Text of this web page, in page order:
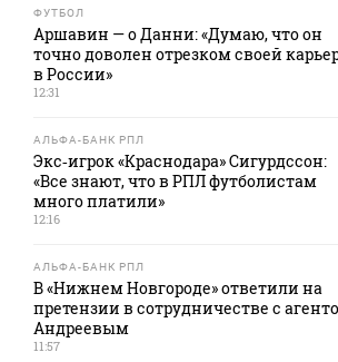
ФУТБОЛ
Аршавин — о Данни: «Думаю, что он
точно доволен отрезком своей
в России»
12:31
АЛЬФА-БАНК РПЛ
Экс‑игрок «Краснодара» Сигурдссон:
«Все знают, что в РПЛ футболистам
много платили»
12:16
АЛЬФА-БАНК РПЛ
В «Нижнем Новгороде» ответили на
претензии в сотрудничестве с
Андреевым
11:57